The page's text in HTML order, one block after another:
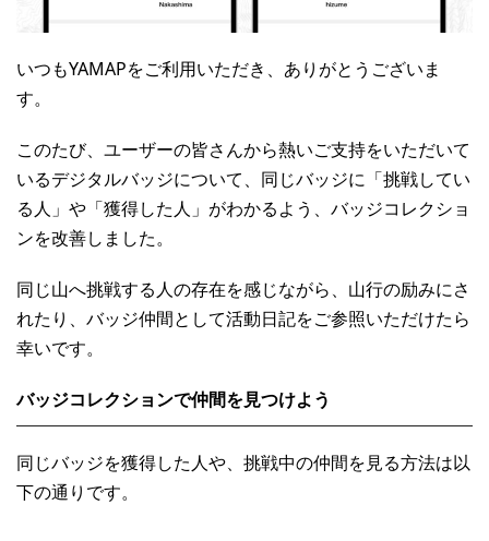
いつもYAMAPをご利用いただき、ありがとうございま
す。
このたび、ユーザーの皆さんから熱いご支持をいただいて
いるデジタルバッジについて、同じバッジに「挑戦してい
る人」や「獲得した人」がわかるよう、バッジコレクショ
ンを改善しました。
同じ山へ挑戦する人の存在を感じながら、山行の励みにさ
れたり、バッジ仲間として活動日記をご参照いただけたら
幸いです。
バッジコレクションで仲間を見つけよう
同じバッジを獲得した人や、挑戦中の仲間を見る方法は以
下の通りです。